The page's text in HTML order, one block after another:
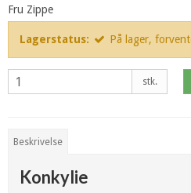
Fru Zippe
Lagerstatus: På lager,
stk.
Beskrivelse
Konkylie